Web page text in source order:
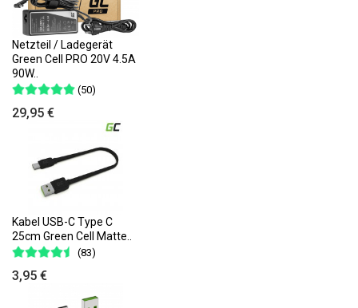
Netzteil / Ladegerät
Green Cell PRO 20V 4.5A
90W..
(50)
29,95 €
Kabel USB-C Type C
25cm Green Cell Matte..
(83)
3,95 €